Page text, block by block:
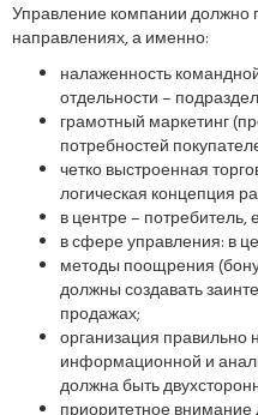
Управление компании должно
направлениях, а именно:
налаженность
отдельности –
грамотный маркетинг
потребностей
четко выстроенная
логическая концепция
в центре – потребитель,
в сфере управления: в
методы поощрения
должны создавать
продажах;
организация правильно
информационной и
должна быть